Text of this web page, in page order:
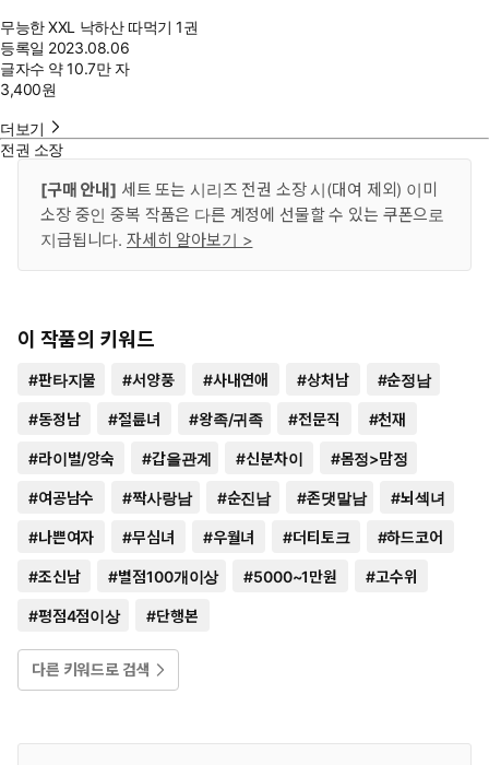
무능한 XXL 낙하산 따먹기 1권
등록일 2023.08.06
글자수 약 10.7만 자
3,400원
더보기
전권 소장
[구매 안내] 세트 또는 시리즈 전권 소장 시(대여 제외) 이미
소장 중인 중복 작품은 다른 계정에 선물할 수 있는 쿠폰으로
지급됩니다. 자세히 알아보기 >
이 작품의 키워드
#판타지물 #서양풍 #사내연애 #상처남 #순정남
#동정남 #절륜녀 #왕족/귀족 #전문직 #천재
#라이벌/앙숙 #갑을관계 #신분차이 #몸정>맘정
#여공남수 #짝사랑남 #순진남 #존댓말남 #뇌섹녀
#나쁜여자 #무심녀 #우월녀 #더티토크 #하드코어
#조신남 #별점100개이상 #5000~1만원 #고수위
#평점4점이상 #단행본
다른 키워드로 검색